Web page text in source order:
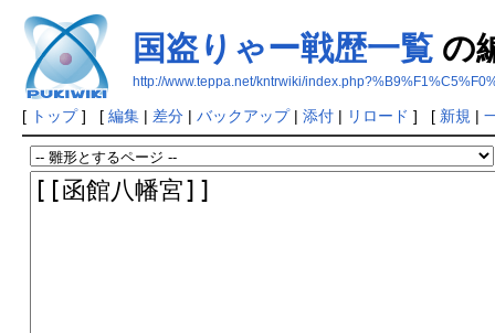
国盗りゃー戦歴一覧の
http://www.teppa.net/kntrwiki/
[ トップ] [ 編集| 差分| バックアップ| 添付| リロード ] [ 新規 |